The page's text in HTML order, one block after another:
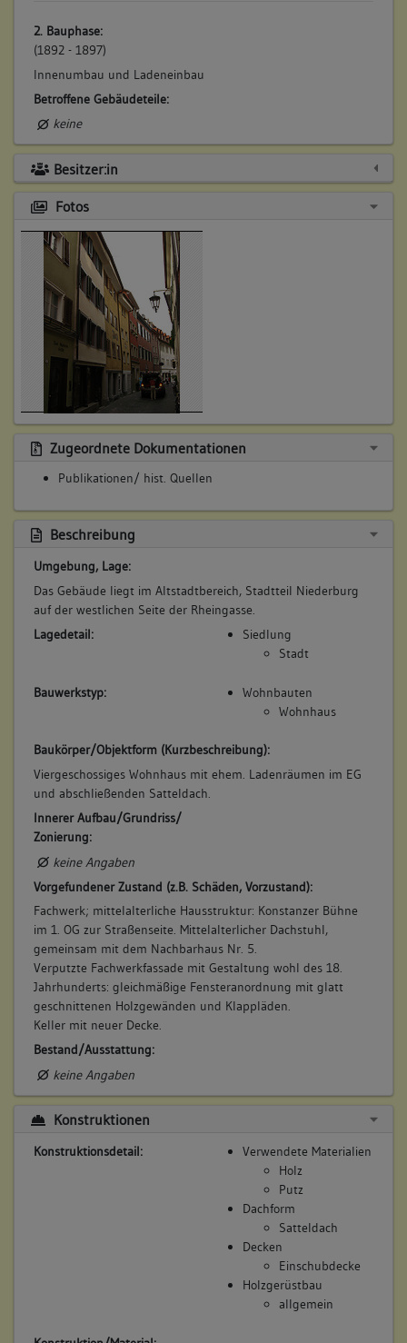
2. Bauphase:
(1892 - 1897)
Innenumbau und Ladeneinbau
Betroffene Gebäudeteile:
keine
Besitzer:in
Fotos
Zugeordnete Dokumentationen
Publikationen/ hist. Quellen
Beschreibung
Umgebung, Lage:
Das Gebäude liegt im Altstadtbereich, Stadtteil Niederburg
auf der westlichen Seite der Rheingasse.
Lagedetail:
Siedlung
Stadt
Bauwerkstyp:
Wohnbauten
Wohnhaus
Baukörper/Objektform (Kurzbeschreibung):
Viergeschossiges Wohnhaus mit ehem. Ladenräumen im EG
und abschließenden Satteldach.
Innerer Aufbau/Grundriss/
Zonierung:
keine Angaben
Vorgefundener Zustand (z.B. Schäden, Vorzustand):
Fachwerk; mittelalterliche Hausstruktur: Konstanzer Bühne
im 1. OG zur Straßenseite. Mittelalterlicher Dachstuhl,
gemeinsam mit dem Nachbarhaus Nr. 5.
Verputzte Fachwerkfassade mit Gestaltung wohl des 18.
Jahrhunderts: gleichmäßige Fensteranordnung mit glatt
geschnittenen Holzgewänden und Klappläden.
Keller mit neuer Decke.
Bestand/Ausstattung:
keine Angaben
Konstruktionen
Konstruktionsdetail:
Verwendete Materialien
Holz
Putz
Dachform
Satteldach
Decken
Einschubdecke
Holzgerüstbau
allgemein